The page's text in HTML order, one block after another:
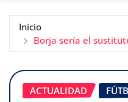
Inicio
Borja sería el
ACTUALIDAD